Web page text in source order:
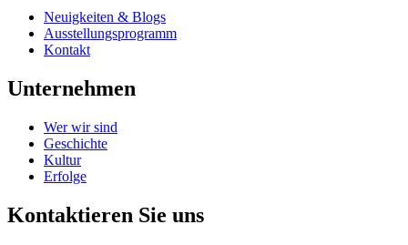
Neuigkeiten & Blogs
Ausstellungsprogramm
Kontakt
Unternehmen
Wer wir sind
Geschichte
Kultur
Erfolge
Kontaktieren Sie uns